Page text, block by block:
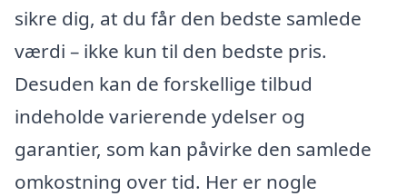
sikre dig, at du får den bedste samlede
værdi – ikke kun til den bedste pris.
Desuden kan de forskellige tilbud
indeholde varierende ydelser og
garantier, som kan påvirke den samlede
omkostning over tid. Her er nogle